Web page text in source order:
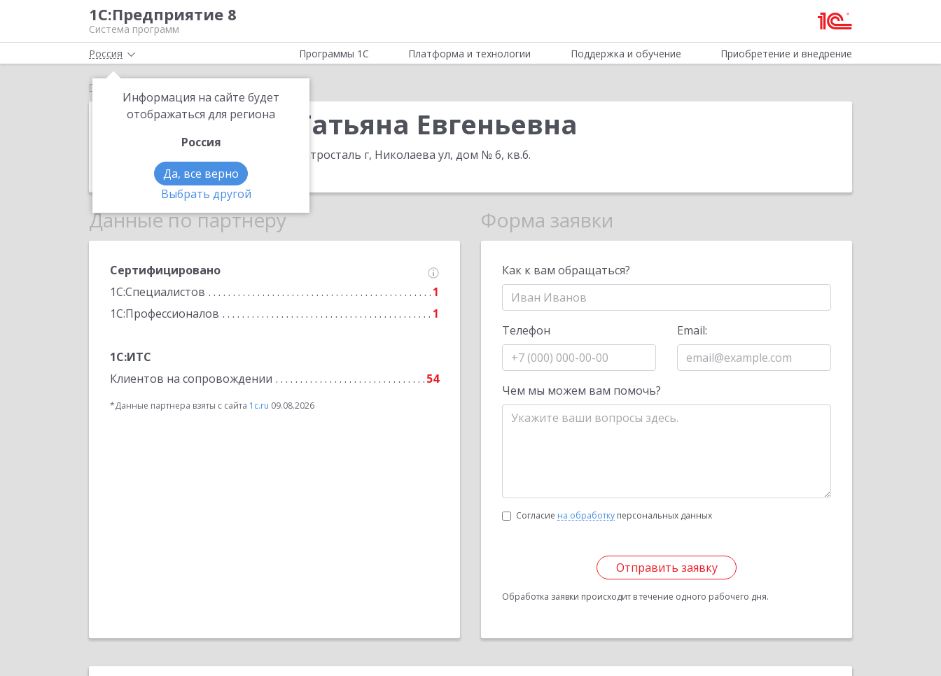
1С:Предприятие 8
Система программ
Россия
Информация на сайте будет
отображаться для региона
Россия
Да, все верно
Выбрать другой
Программы 1С Платформа и технологии Поддержка и обучение Приобретение и внедрение
Главная
ИП Веселова Татьяна Евгеньевна
144000, Московская обл, Электросталь г, Николаева ул, дом № 6, кв.6.
Телефон: +7 (903) 134-2275
Данные по партнеру
Сертифицировано
1С:Специалистов
1
1С:Профессионалов
1
1С:ИТС
Клиентов на сопровождении
54
*Данные партнера взяты с сайта 1c.ru 09.08.2026
Форма заявки
Как к вам обращаться?
Телефон Email:
Чем мы можем вам помочь?
Согласие на обработку персональных данных
Отправить заявку
Обработка заявки происходит в течение одного рабочего дня.